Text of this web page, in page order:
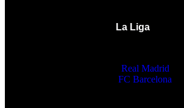
La Liga
Real Madrid
FC Barcelona